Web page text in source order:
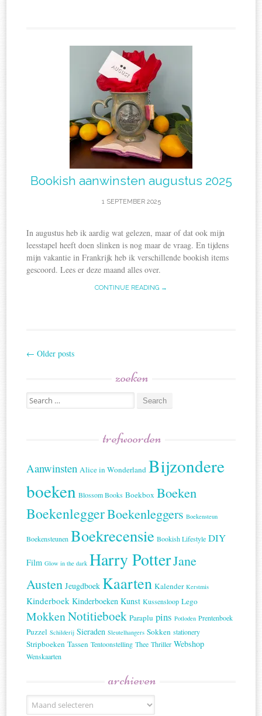
Bookish aanwinsten augustus 2025
1 SEPTEMBER 2025
In augustus heb ik aardig wat gelezen, maar of dat ook mijn
leesstapel heeft doen slinken is nog maar de vraag. En tijdens
mijn vakantie in Frankrijk heb ik verschillende bookish items
gescoord. Lees er deze maand alles over.
CONTINUE READING →
Post
← Older posts
zoeken
Search
for:
trefwoorden
Aanwinsten Alice in Wonderland Bijzondere
boeken Blossom Books Boekbox Boeken
BoekenleggerBoekenleggers Boekensteun
Boekensteunen Boekrecensie Bookish Lifestyle DIY
Film Glow in the dark Harry PotterJane
Austen Jeugdboek Kaarten Kalender Kerstmis
Kinderboek Kinderboeken Kunst Kussensloop Lego
MokkenNotitieboek Paraplu pins Potloden Prentenboek
Puzzel Schilderij Sieraden Sleutelhangers Sokken stationery
Stripboeken Tassen Tentoonstelling Thee Thriller Webshop
Wenskaarten
archieven
Archieven